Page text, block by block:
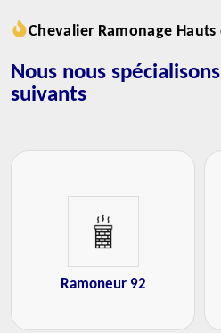
Chevalier Ramonage Hauts
Nous nous
suivants
Ramoneur 92